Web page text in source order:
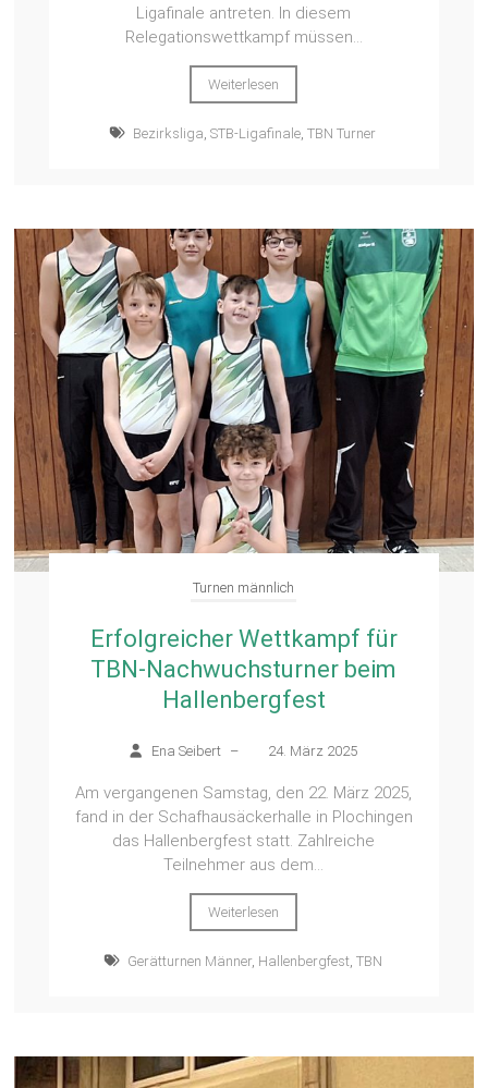
Ligafinale antreten. In diesem
Relegationswettkampf müssen...
Weiterlesen
Bezirksliga ,STB-Ligafinale ,TBN Turner
Turnen männlich
Erfolgreicher Wettkampf für
TBN-Nachwuchsturner beim
Hallenbergfest
Ena Seibert – 24. März 2025
Am vergangenen Samstag, den 22. März 2025,
fand in der Schafhausäckerhalle in Plochingen
das Hallenbergfest statt. Zahlreiche
Teilnehmer aus dem...
Weiterlesen
Gerätturnen Männer, Hallenbergfest, TBN